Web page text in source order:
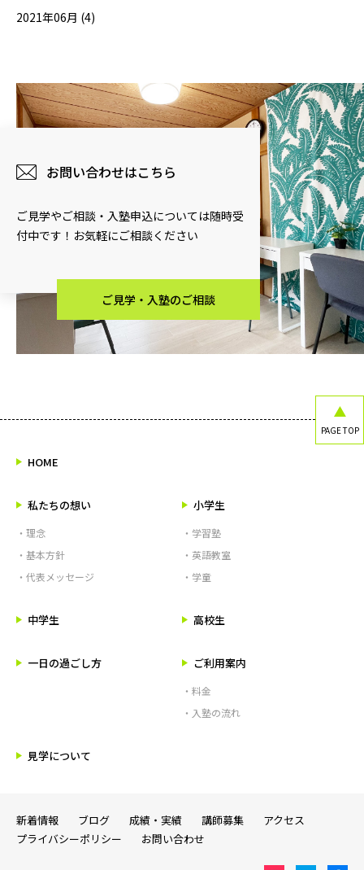
2021年06月 (4)
お問い合わせはこちら
ご見学やご相談・入塾申込については随時受
付中です！お気軽にご相談ください
ご見学・入塾のご相談
PAGE TOP
HOME
私たちの想い
・理念
・基本方針
・代表メッセージ
小学生
・学習塾
・英語教室
・学童
中学生 高校生
一日の過ごし方 ご利用案内
・料金
・入塾の流れ
見学について
新着情報 ブログ 成績・実績 講師募集
アクセス
プライバシーポリシー
お問い合わせ